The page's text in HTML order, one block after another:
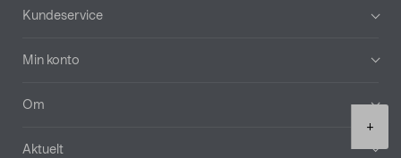
+
Bunntekst
Kundeservice
Min konto
Om
Aktuelt